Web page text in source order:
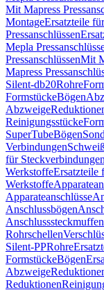
Mit Mapress
MontageErsatzteile
Pressanschlüssen
Mepla
PressanschlüssenMit
Mapress
Silent-db20Rohre
FormstückeBögen
Abzweige
Reinigungsstücke
SuperTubeBögen
Verbindungen
für Steckverbindungen
WerkstoffeErsatzteile
Werkstoffe
Apparateanschlüsse
Anschlussbögen
Anschlusssteckmuffen
Rohrschellen
Silent-PPRohre
FormstückeBögen
Abzweige
Reduktionen